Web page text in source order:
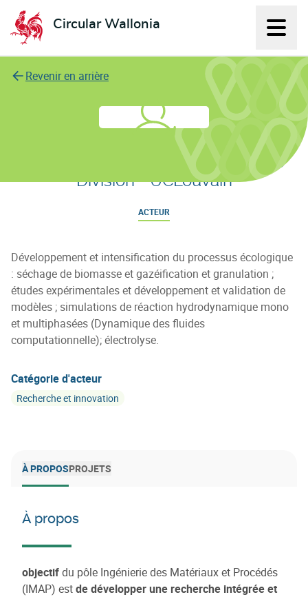
Circular Wallonia
L'économie circulaire
Revenir en arrière
Materials and Process Engineering
Division - UCLouvain
ACTEUR
Développement et intensification du processus écologique
: séchage de biomasse et gazéification et granulation ;
études expérimentales et développement et validation de
modèles ; simulations de réaction hydrodynamique mono
et multiphasées (Dynamique des fluides
computationnelle); électrolyse.
Catégorie d'acteur
Recherche et innovation
À PROPOSPROJETS
À propos
objectifdu pôle Ingénierie des Matériaux et Procédés
(IMAP) estde développer une recherche intégrée et